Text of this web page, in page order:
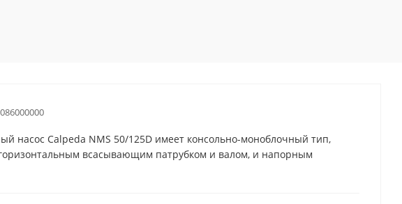
насос Calpeda NMS 50/125D имеет консольно-моноблочный тип,
всасывающим патрубком и валом, и напорным